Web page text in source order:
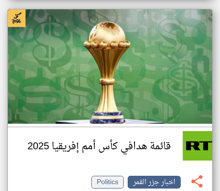
قائمة هدافي كأس أمم إفريقيا 2025
اخبار جزر القمر
Politics